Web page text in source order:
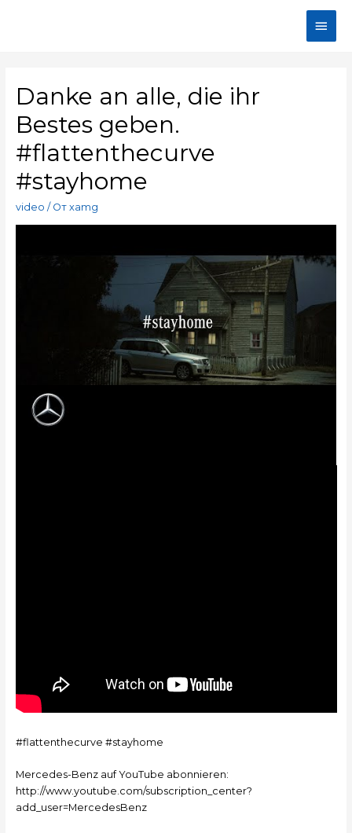
Danke an alle, die ihr
Bestes geben.
#flattenthecurve
#stayhome
video / От xamg
#flattenthecurve #stayhome
Mercedes-Benz auf YouTube abonnieren:
http://www.youtube.com/subscription_center?
add_user=MercedesBenz